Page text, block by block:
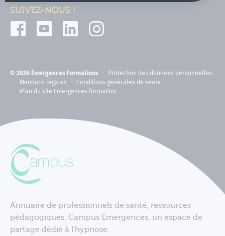
SUIVEZ-NOUS !
© 2026 Émergences Formations
Protection des données personnelles
Mentions légales
Conditions générales de vente
Plan du site Emergences formation
Annuaire de professionnels de santé, ressources
pédagogiques. Campus Émergences, un espace de
partage dédié à l'hypnose.